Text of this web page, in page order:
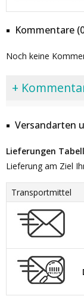
Kommentare
Noch keine
+
Versandarten
Lieferungen
Lieferung am Ziel
Transportmittel